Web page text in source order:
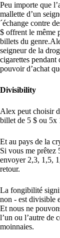
Peu importe que
mallette d’un
´échange contre
$ offrent le même
billets du
seigneur de la
cigarettes
pouvoir d’achat
Divisibility
Alex peut choisir
billet de 5 $ ou 5x
Et au pays de la
Si vous me
envoyer 2,3, 1,5,
retour.
La fongibilité
non - est divisible
Et nous ne
l’un ou l’autre de
moinnaies.